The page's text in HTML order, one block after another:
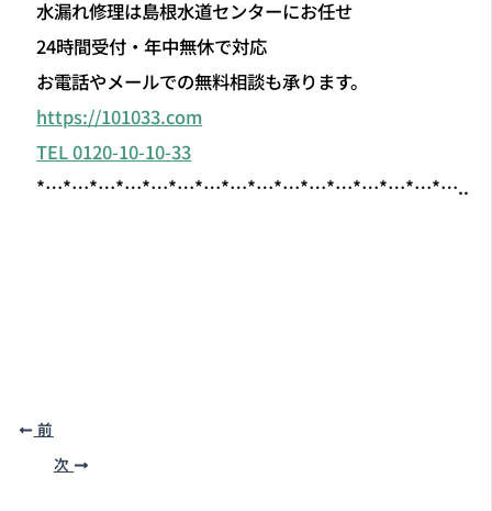
24時間受付・年中無休で対応
お電話やメールでの無料相談も承ります。
https://101033.com
TEL 0120-10-10-33
*…*…*…*…*…*…*…*…*…*…*…*…*…*…*…*…..
前
次